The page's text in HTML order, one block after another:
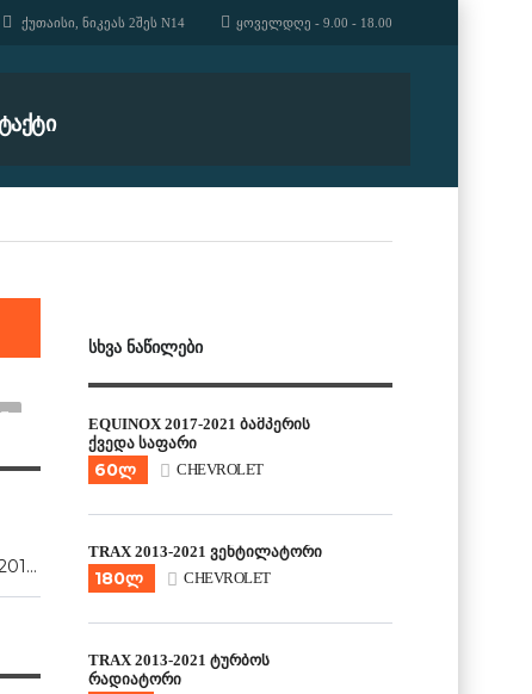
ᲧᲝᲕᲔᲚᲓᲦᲔ - 9.00 - 18.00
ᲥᲣᲗᲐᲘᲡᲘ, ᲜᲘᲙᲔᲐᲡ 2ᲨᲔᲡ N14
2017, 2018, 2019, 2020, 2021
ᲡᲮᲕᲐ ᲜᲐᲬᲘᲚᲔᲑᲘ
EQUINOX 2017-2021 ბამპერის
ქვედა საფარი
60ლ CHEVROLET
TRAX 2013-2021 ვენტილატორი
180ლ CHEVROLET
TRAX 2013-2021 ტურბოს
რადიატორი